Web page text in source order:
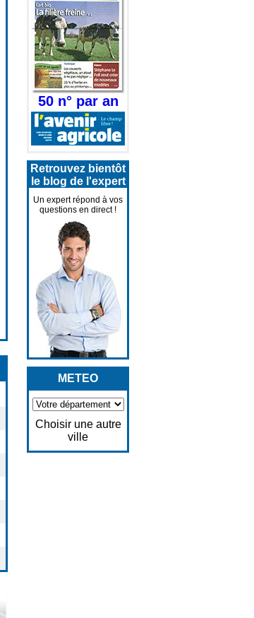
50 n° par an
Retrouvez bientôt
le blog de l'expert
Un expert répond à vos
questions en direct !
METEO
Choisir une autre
ville